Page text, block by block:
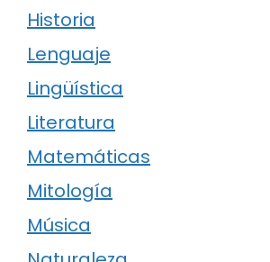
Historia
Lenguaje
Lingüística
Literatura
Matemáticas
Mitología
Música